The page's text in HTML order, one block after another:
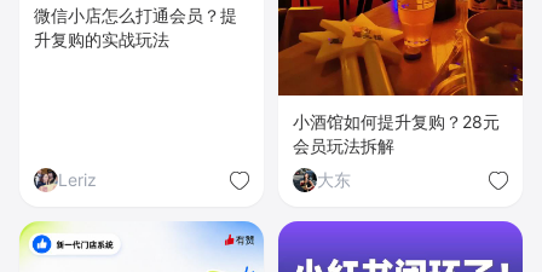
微信小店怎么打通会员？提
升复购的实战玩法
Leriz
小酒馆如何提升复购？28元
会员玩法拆解
大东